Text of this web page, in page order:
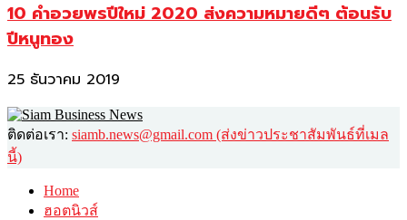
10 คำอวยพรปีใหม่ 2020 ส่งความหมายดีๆ ต้อนรับ
ปีหนูทอง
25 ธันวาคม 2019
ติดต่อเรา: siamb.news@gmail.com (ส่งข่าวประชาสัมพันธ์ที่เมล
นี้)
Home
ฮอตนิวส์